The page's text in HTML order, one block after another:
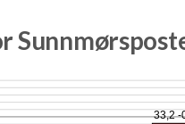
33,2 -